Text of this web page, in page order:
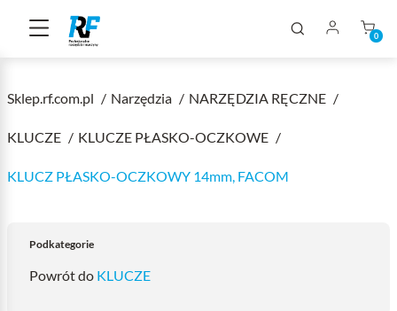
0
Sklep.rf.com.pl Narzędzia NARZĘDZIA RĘCZNE
KLUCZE KLUCZE PŁASKO-OCZKOWE
KLUCZ PŁASKO-OCZKOWY 14mm, FACOM
Podkategorie
Powrót do KLUCZE